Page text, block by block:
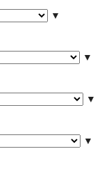
▼
▼
▼
▼